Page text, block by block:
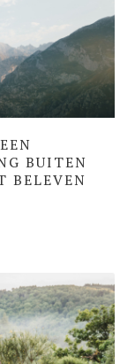
BUITEN
BELEVEN